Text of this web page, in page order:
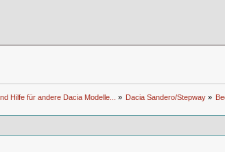
Hilfe für andere Dacia Modelle... » Dacia Sandero/Stepway»